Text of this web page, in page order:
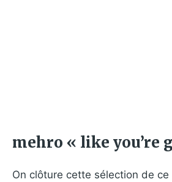
mehro « like you’re
On clôture cette sélection de ce